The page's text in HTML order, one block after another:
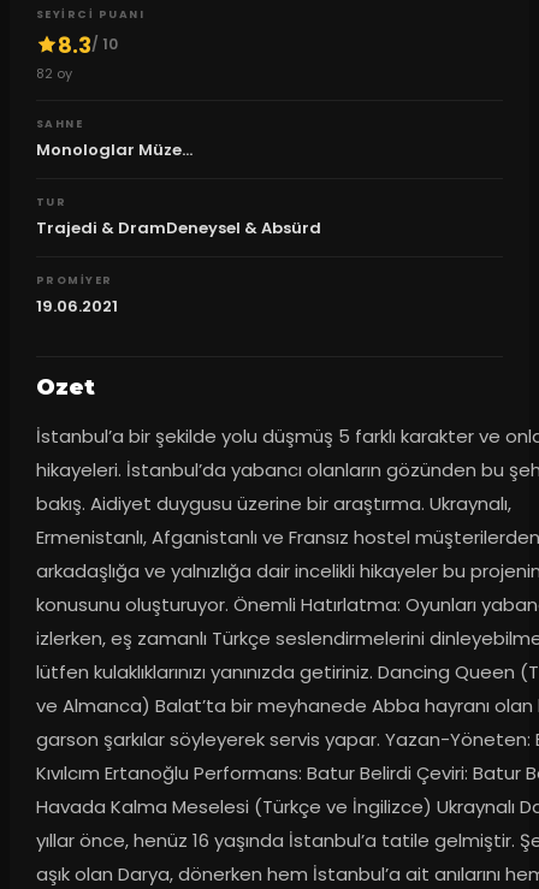
SEYIRCI PUANI
8.3/ 10
82 oy
SAHNE
Monologlar Müze...
TUR
Trajedi & DramDeneysel & Absürd
PROMIYER
19.06.2021
Ozet
İstanbul’a bir şekilde yolu düşmüş 5 farklı karakter ve
hikayeleri. İstanbul’da yabancı olanların gözünden bu
bakış. Aidiyet duygusu üzerine bir araştırma. Ukraynalı,
Ermenistanlı, Afganistanlı ve Fransız hostel
arkadaşlığa ve yalnızlığa dair incelikli hikayeler bu
konusunu oluşturuyor. Önemli Hatırlatma: Oyunları
izlerken, eş zamanlı Türkçe seslendirmelerini
lütfen kulaklıklarınızı yanınızda getiriniz. Dancing Queen
ve Almanca) Balat’ta bir meyhanede Abba hayranı olan
garson şarkılar söyleyerek servis yapar. Yazan-Yöneten:
Kıvılcım Ertanoğlu Performans: Batur Belirdi Çeviri: Batur
Havada Kalma Meselesi (Türkçe ve İngilizce) Ukraynalı
yıllar önce, henüz 16 yaşında İstanbul’a tatile gelmiştir.
aşık olan Darya, dönerken hem İstanbul’a ait anılarını